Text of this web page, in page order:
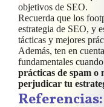
objetivos de SEO.
Recuerda que los
estrategia de SEO, y
tácticas y mejores
Además, ten en
fundamentales
prácticas de spam o
perjudicar tu
Referencias: